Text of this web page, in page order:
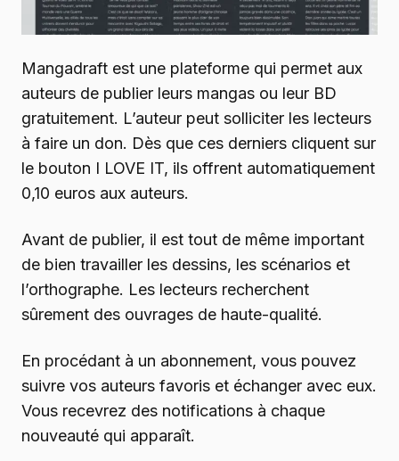
Mangadraft est une plateforme qui permet aux
auteurs de publier leurs mangas ou leur BD
gratuitement. L’auteur peut solliciter les lecteurs
à faire un don. Dès que ces derniers cliquent sur
le bouton I LOVE IT, ils offrent automatiquement
0,10 euros aux auteurs.
Avant de publier, il est tout de même important
de bien travailler les dessins, les scénarios et
l’orthographe. Les lecteurs recherchent
sûrement des ouvrages de haute-qualité.
En procédant à un abonnement, vous pouvez
suivre vos auteurs favoris et échanger avec eux.
Vous recevrez des notifications à chaque
nouveauté qui apparaît.